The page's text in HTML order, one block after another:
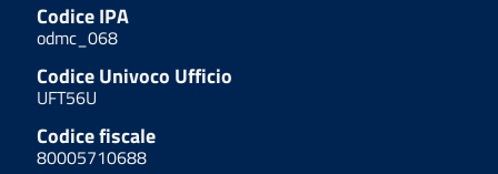
Codice IPA
odmc_068
Codice Univoco Ufficio
UFT56U
Codice fiscale
80005710688